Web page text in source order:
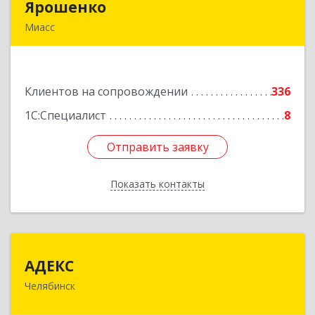
Ярошенко
Миасс
Клиентов на сопровождении
336
1С:Специалист
8
Отправить заявку
Показать контакты
Подробнее
Отправить заявку
Назад
АДЕКС
Челябинск
454080, Челябинская обл, Челябинск г, Смирных